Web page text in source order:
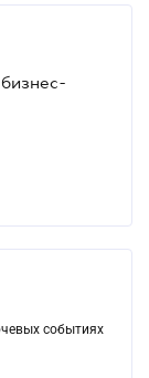
событиях